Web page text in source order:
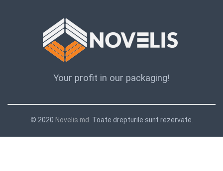
Your profit in our packaging!
© 2020 Novelis.md . Toate drepturile sunt rezervate.